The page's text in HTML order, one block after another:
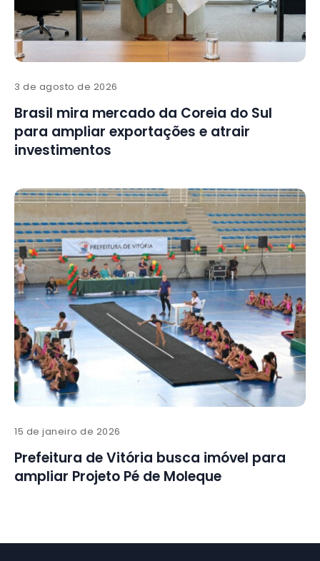
3 de agosto de 2026
Brasil mira mercado da Coreia do Sul
para ampliar exportações e atrair
investimentos
15 de janeiro de 2026
Prefeitura de Vitória busca imóvel para
ampliar Projeto Pé de Moleque